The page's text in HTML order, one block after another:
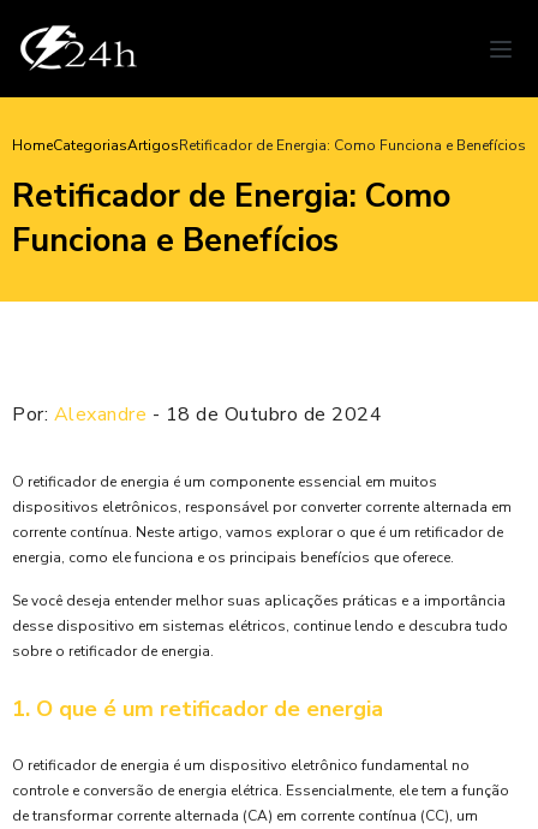
HomeCategoriasArtigosRetificador de Energia: Como Funciona e Benefícios
Retificador de Energia: Como
Funciona e Benefícios
Por: Alexandre - 18 de Outubro de 2024
O retificador de energia é um componente essencial em muitos
dispositivos eletrônicos, responsável por converter corrente alternada em
corrente contínua. Neste artigo, vamos explorar o que é um retificador de
energia, como ele funciona e os principais benefícios que oferece.
Se você deseja entender melhor suas aplicações práticas e a importância
desse dispositivo em sistemas elétricos, continue lendo e descubra tudo
sobre o retificador de energia.
1. O que é um retificador de energia
O retificador de energia é um dispositivo eletrônico fundamental no
controle e conversão de energia elétrica. Essencialmente, ele tem a função
de transformar corrente alternada (CA) em corrente contínua (CC), um